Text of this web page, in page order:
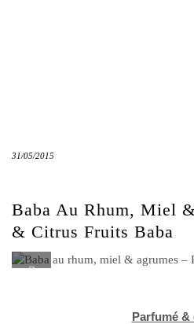
31/05/2015
Baba Au Rhum, Miel
& Citrus Fruits Baba
Parfumé &